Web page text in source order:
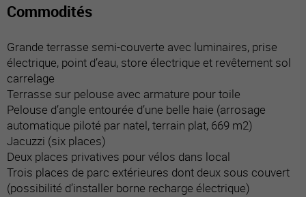
Commodités
Grande terrasse semi-couverte avec luminaires, prise
électrique, point d’eau, store électrique et revêtement sol
carrelage
Terrasse sur pelouse avec armature pour toile
Pelouse d’angle entourée d’une belle haie (arrosage
automatique piloté par natel, terrain plat, 669 m2)
Jacuzzi (six places)
Deux places privatives pour vélos dans local
Trois places de parc extérieures dont deux sous couvert
(possibilité d’installer borne recharge électrique)